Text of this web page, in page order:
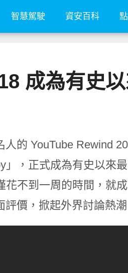
智慧駕駛 資安百科
成為有史
人的 YouTube Rewind
」，正式成為有史以來
花不到一周的時間，就
評價，掀起外界討論熱